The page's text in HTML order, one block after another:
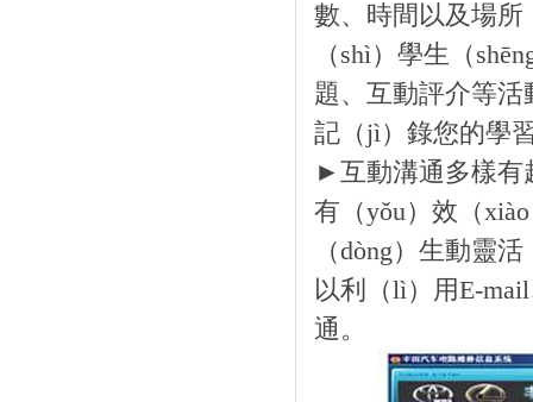
數、時間以及場
（shì）學生（
題、互動評介等
記（jì）錄您的學
►互動溝通多樣有
有（yǒu）效（
（dòng）生動靈
以利（lì）用E-
通。